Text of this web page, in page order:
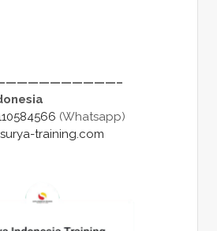
(Whatsapp)
training.com